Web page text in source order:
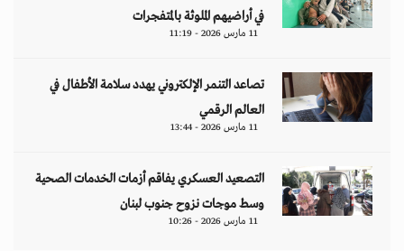
في أراضيهم الملوثة بالمتفجرات
11 مارس 2026 - 11:19
تصاعد التنمر الإلكتروني يهدد سلامة الأطفال في
العالم الرقمي
11 مارس 2026 - 13:44
التصعيد العسكري يفاقم أزمات الخدمات الصحية
وسط موجات نزوح جنوب لبنان
11 مارس 2026 - 10:26